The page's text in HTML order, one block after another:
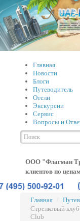
Главная
Новости
Блоги
Путеводитель
Отели
Экскурсии
Сервис
Вопросы и
ООО "Флагман
клиентов по
Главная /
Стрелковый
Club